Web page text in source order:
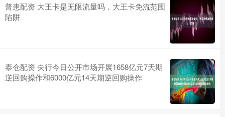
普患配资 大王卡是无限流量吗，大王卡免流范围
陷阱
泰仓配资 央行今日公开市场开展1658亿元7天期
逆回购操作和6000亿元14天期逆回购操作